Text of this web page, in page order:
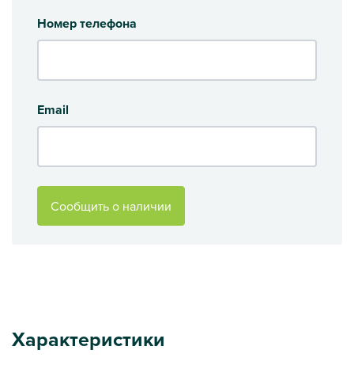
Номер телефона
Email
Сообщить о наличии
Характеристики